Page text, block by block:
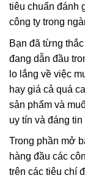
tiêu chuẩn đánh
công ty trong
Bạn đã từng
đang dẫn đầu
lo lắng về việc
hay giá cả quá
sản phẩm và
uy tín và đáng
Trong phần mở
hàng đầu các
trên các tiêu chí